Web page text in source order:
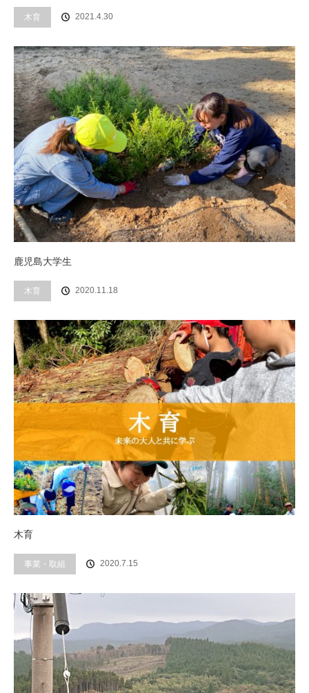
木育 2021.4.30
鹿児島大学生
木育 2020.11.18
木育
事業・取組 2020.7.15